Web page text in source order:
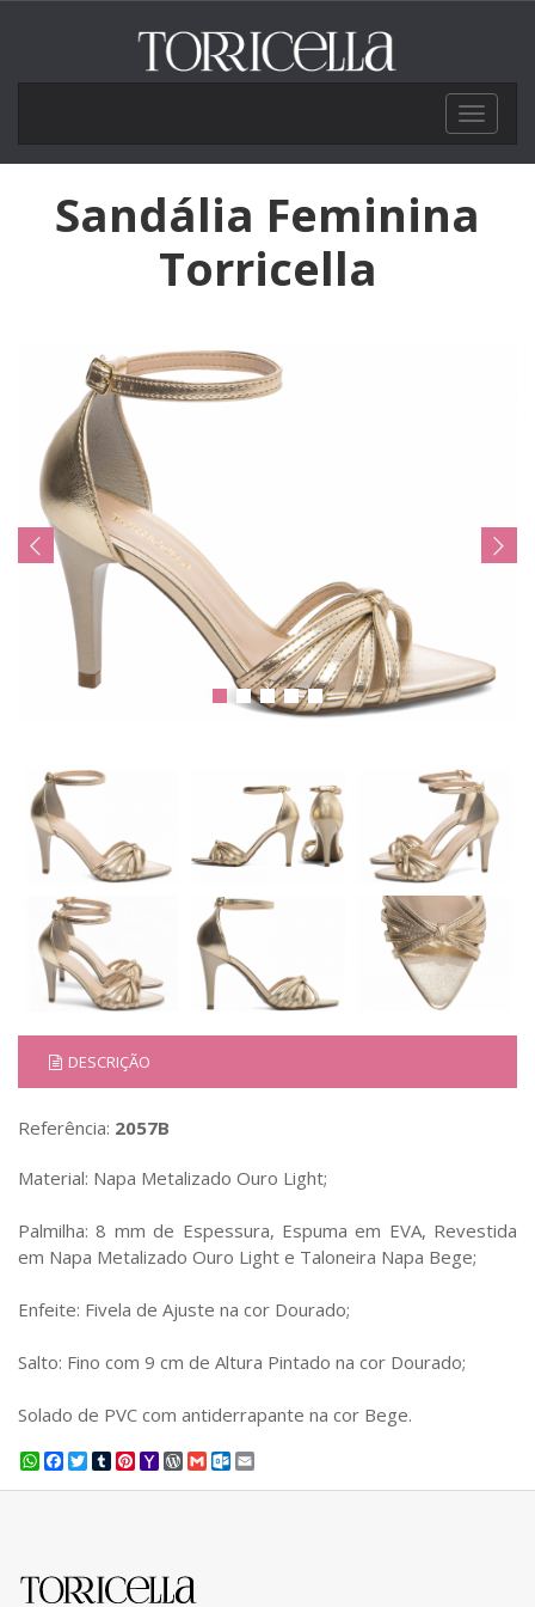
Toggle
Sandália Feminina
Torricella
DESCRIÇÃO
Referência: 2057B
Material: Napa Metalizado Ouro Light;
Palmilha: 8 mm de Espessura, Espuma em EVA, Revestida
em Napa Metalizado Ouro Light e Taloneira Napa Bege;
Enfeite: Fivela de Ajuste na cor Dourado;
Salto: Fino com 9 cm de Altura Pintado na cor Dourado;
Solado de PVC com antiderrapante na cor Bege.
WhatsApp
Facebook
Twitter
Tumblr
Pinterest
YahooWordPress
GmailOutlook.com